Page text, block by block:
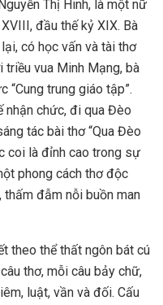
Thị Hinh, là một nữ
đầu thế kỷ XIX. Bà
có học vấn và tài thơ
triều vua Minh Mạng, bà
trung giáo tập”.
nhận chức, đi qua Đèo
tác bài thơ “Qua Đèo
coi là đỉnh cao trong sự
phong cách thơ độc
thấm đẫm nỗi buồn man
theo thể thất ngôn bát cú
thơ, mỗi câu bảy chữ,
luật, vần và đối. Cấu